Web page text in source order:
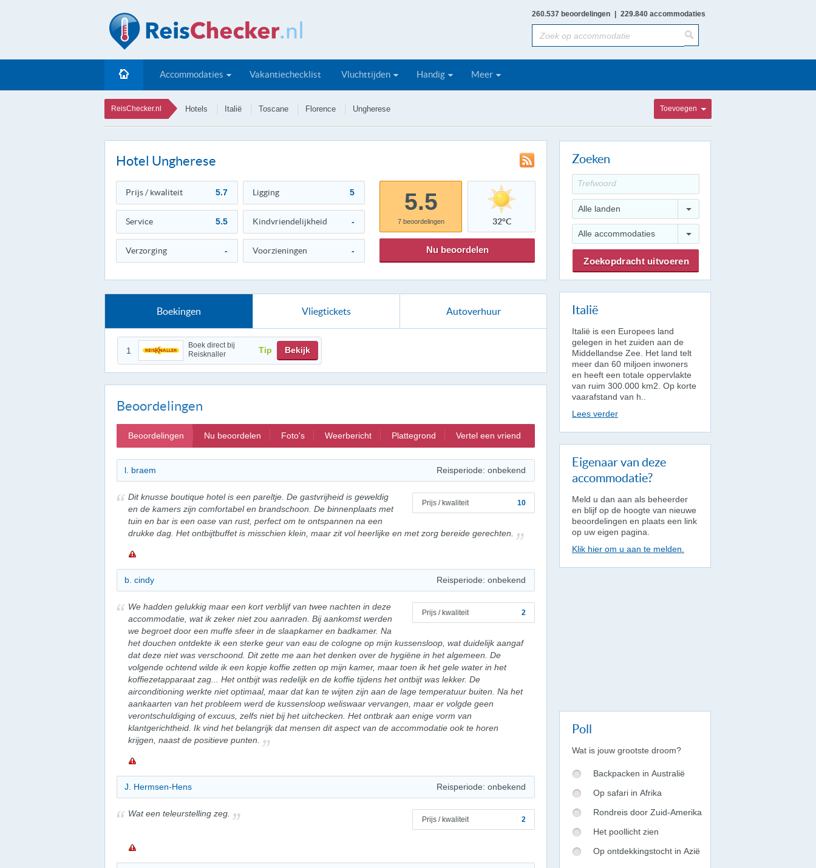
260.537 beoordelingen 229.840 accommodaties
Accommodaties Vakantiechecklist Vluchttijden Handig Meer
ReisChecker.nl Hotels Italië Toscane Florence Ungherese Toevoegen
Hotel Ungherese
Prijs / kwaliteit 5.7 Ligging 5
Service 5.5 Kindvriendelijkheid -
Verzorging - Voorzieningen -
5.5
7beoordelingen 32°C
Nu beoordelen
Boekingen Vliegtickets Autoverhuur
1
Boek direct bij
Reisknaller
Tip Bekijk
Beoordelingen
Beoordelingen Nu beoordelen Foto's Weerbericht Plattegrond Vertel een vriend
l. braem Reisperiode: onbekend
Prijs / kwaliteit 10
Dit knusse boutique hotel is een pareltje. De gastvrijheid is geweldig
en de kamers zijn comfortabel en brandschoon. De binnenplaats met
tuin en bar is een oase van rust, perfect om te ontspannen na een
drukke dag. Het ontbijtbuffet is misschien klein, maar zit vol heerlijke en met zorg bereide gerechten.
b. cindy Reisperiode: onbekend
Prijs / kwaliteit 2
We hadden gelukkig maar een kort verblijf van twee nachten in deze
accommodatie, wat ik zeker niet zou aanraden. Bij aankomst werden
we begroet door een muffe sfeer in de slaapkamer en badkamer. Na
het douchen ontdekte ik een sterke geur van eau de cologne op mijn kussensloop, wat duidelijk aangaf
dat deze niet was verschoond. Dit zette me aan het denken over de hygiëne in het algemeen. De
volgende ochtend wilde ik een kopje koffie zetten op mijn kamer, maar toen ik het gele water in het
koffiezetapparaat zag... Het ontbijt was redelijk en de koffie tijdens het ontbijt was lekker. De
airconditioning werkte niet optimaal, maar dat kan te wijten zijn aan de lage temperatuur buiten. Na het
aankaarten van het probleem werd de kussensloop weliswaar vervangen, maar er volgde geen
verontschuldiging of excuus, zelfs niet bij het uitchecken. Het ontbrak aan enige vorm van
klantgerichtheid. Ik vind het belangrijk dat mensen dit aspect van de accommodatie ook te horen
krijgen, naast de positieve punten.
J. Hermsen-Hens Reisperiode: onbekend
Prijs / kwaliteit 2
Wat een teleurstelling zeg.
Zoeken
Alle landen
Alle accommodaties
Italië
Italië is een Europees land
gelegen in het zuiden aan de
Middellandse Zee. Het land telt
meer dan 60 miljoen inwoners
en heeft een totale oppervlakte
van ruim 300.000 km2. Op korte
vaarafstand van h..
Lees verder
Eigenaar van deze
accommodatie?
Meld u dan aan als beheerder
en blijf op de hoogte van nieuwe
beoordelingen en plaats een link
op uw eigen pagina.
Klik hier om u aan te melden.
Poll
Wat is jouw grootste droom?
Backpacken in Australië
Op safari in Afrika
Rondreis door Zuid-Amerika
Het poollicht zien
Op ontdekkingstocht in Azië